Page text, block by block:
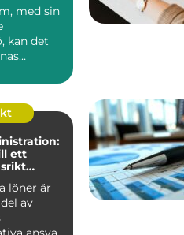
med sin
kan det
ett
löner är
av